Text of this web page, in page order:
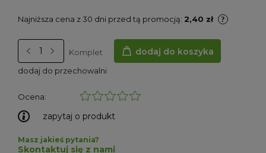
Najniższa cena z 30 dni przed tą promocją: 2,40 zł
Komplet dodaj do koszyka
dodaj do przechowalni
Ocena:
zapytaj o produkt
Masz jakieś pytania?
Skontaktuj się z nami